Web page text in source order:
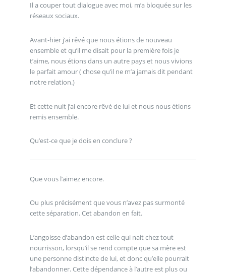
Il a couper tout dialogue avec moi, m’a bloquée sur les
réseaux sociaux.
Avant-hier j’ai rêvé que nous étions de nouveau
ensemble et qu’il me disait pour la première fois je
t’aime, nous étions dans un autre pays et nous vivions
le parfait amour ( chose qu’il ne m’a jamais dit pendant
notre relation.)
Et cette nuit j’ai encore rêvé de lui et nous nous étions
remis ensemble.
Qu’est-ce que je dois en conclure ?
Que vous l’aimez encore.
Ou plus précisément que vous n’avez pas surmonté
cette séparation. Cet abandon en fait.
L’angoisse d’abandon est celle qui nait chez tout
nourrisson, lorsqu’il se rend compte que sa mère est
une personne distincte de lui, et donc qu’elle pourrait
l’abandonner. Cette dépendance à l’autre est plus ou